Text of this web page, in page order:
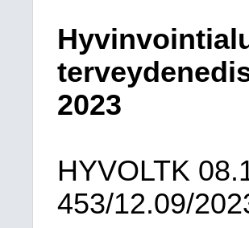
2023
HYVOLTK
453/12.09/